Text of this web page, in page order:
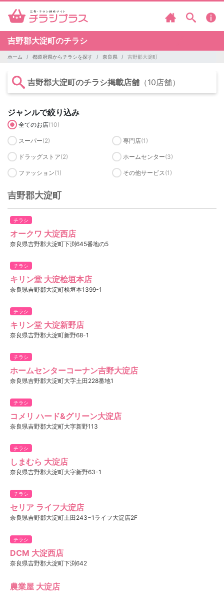
吉野郡大淀町のチラシ
ホーム 都道府県からチラシを探す 奈良県 吉野郡大淀町
吉野郡大淀町のチラシ掲載店舗 （10店舗）
ジャンルで絞り込み
全てのお店(10)
スーパー(2) 専門店(1)
ドラッグストア(2) ホームセンター(3)
ファッション(1) その他サービス (1)
吉野郡大淀町
チラシ
オークワ 大淀西店
奈良県吉野郡大淀町下渕645番地の5
チラシ
キリン堂 大淀桧垣本店
奈良県吉野郡大淀町桧垣本1399-1
チラシ
キリン堂 大淀新野店
奈良県吉野郡大淀町新野68-1
チラシ
ホームセンターコーナン吉野大淀店
奈良県吉野郡大淀町大字土田228番地1
チラシ
コメリ ハード&グリーン大淀店
奈良県吉野郡大淀町大字新野113
チラシ
しまむら 大淀店
奈良県吉野郡大淀町大字新野63-1
チラシ
セリア ライフ大淀店
奈良県吉野郡大淀町土田243−1ライフ大淀店2F
チラシ
DCM 大淀西店
奈良県吉野郡大淀町下渕642
農業屋 大淀店